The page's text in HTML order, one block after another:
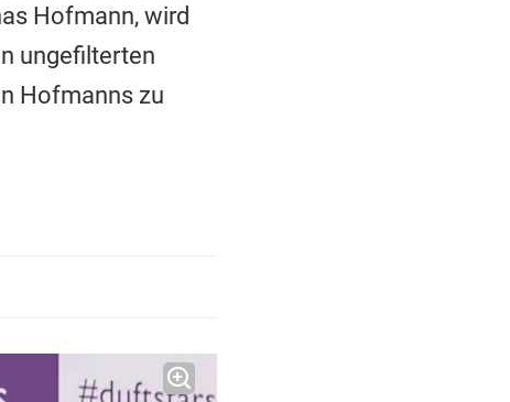
Hofmann, wird
ungefilterten
Hofmanns zu